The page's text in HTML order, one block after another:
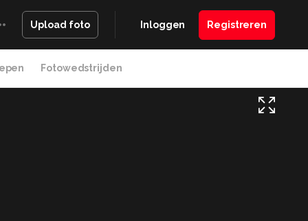
Upload foto Inloggen Registreren
Fotowedstrijden